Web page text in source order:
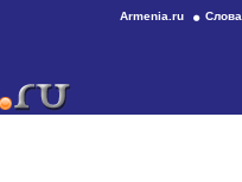
Armenia.ru